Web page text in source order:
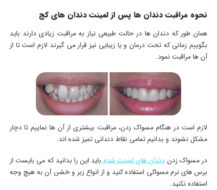
نحوه مراقبت دندان ها پس از لمینت دندان های کج
همان طور که دندان ها در حالت طبیعی نیاز به مراقبت زیادی دارند باید
بگوییم زمانی که تحت درمان و یا زیبایی نیز قرار می گیرند لازم است تا از
آن ها مراقبت نمود.
لازم است در هنگام مسواک زدن، مراقبت بیشتری از آن ها نماییم تا دچار
مشکل نشوند و بدانیم تمامی نقاط دندانی تمیز شده اند.
در مسواک زدندندان های لمینت شدهباید این را بدانید که می بایست از
برس های نرم مسواکی استفاده کنید و از انواع زبر و خشن آن به هیچ وجه
استفاده نکنید.